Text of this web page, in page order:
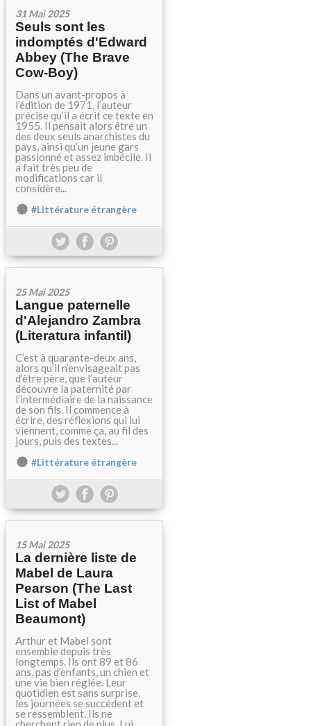
31 Mai 2025
Seuls sont les
indomptés d'Edward
Abbey (The Brave
Cow-Boy)
Dans un avant-propos à
l’édition de 1971, l’auteur
précise qu’il a écrit ce texte en
1955. Il pensait alors être un
des deux seuls anarchistes du
pays, ainsi qu’un jeune gars
passionné et assez imbécile. Il
a fait très peu de
modifications car il
considère...
#Littérature étrangère
25 Mai 2025
Langue paternelle
d'Alejandro Zambra
(Literatura infantil)
C’est à quarante-deux ans,
alors qu’il n’envisageait pas
d’être père, que l’auteur
découvre la paternité par
l’intermédiaire de la naissance
de son fils. Il commence à
écrire, des réflexions qui lui
viennent, comme ça, au fil des
jours, puis des textes...
#Littérature étrangère
15 Mai 2025
La dernière liste de
Mabel de Laura
Pearson (The Last
List of Mabel
Beaumont)
Arthur et Mabel sont
ensemble depuis très
longtemps. Ils ont 89 et 86
ans, pas d’enfants, un chien et
une vie bien réglée. Leur
quotidien est sans surprise,
les journées se succèdent et
se ressemblent. Ils ne